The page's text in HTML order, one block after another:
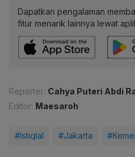
Dapatkan pengalaman
fitur menarik lainnya lewat
Reporter: Cahya Puteri Abdi
Editor: Maesaroh
#Istiqlal #Jakarta